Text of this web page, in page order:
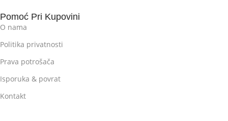
Pomoć Pri Kupovini
O nama
Politika privatnosti
Prava potrošača
Isporuka & povrat
Kontakt